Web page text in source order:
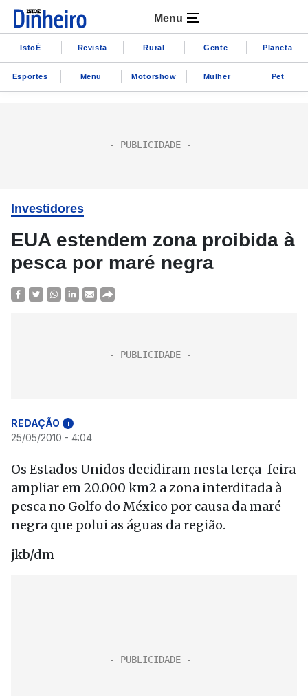
Menu
IstoÉ Revista Rural Gente Planeta
Esportes Menu Motorshow Mulher Pet
Investidores
EUA estendem zona proibida à
pesca por maré negra
REDAÇÃO i
25/05/2010 - 4:04
Os Estados Unidos decidiram nesta terça-feira
ampliar em 20.000 km2 a zona interditada à
pesca no Golfo do México por causa da maré
negra que polui as águas da região.
jkb/dm